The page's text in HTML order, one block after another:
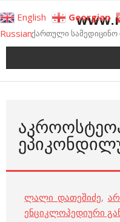
to
contentქართული სამედიცინო
ლალი დათეშიძე,
ენციკლოპედიური
English Georgian
Russian